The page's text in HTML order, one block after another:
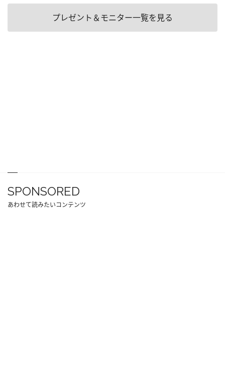
プレゼント＆モニター一覧を見る
SPONSORED
あわせて読みたいコンテンツ